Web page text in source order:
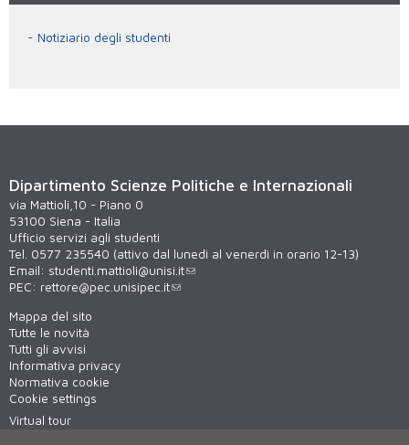
Notiziario degli studenti
Dipartimento Scienze Politiche e Internazionali
via Mattioli,10 - Piano 0
53100 Siena - Italia
Ufficio servizi agli studenti
Tel. 0577 235540 (attivo dal lunedì al venerdì in orario 12-13)
Email: studenti.mattioli@unisi.it
PEC: rettore@pec.unisipec.it
Mappa del sito
Tutte le novità
Tutti gli avvisi
Informativa privacy
Normativa cookie
Cookie settings
Virtual tour